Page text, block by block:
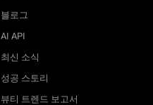
블로그
AI API
최신 소식
성공 스토리
뷰티 트렌드 보고서